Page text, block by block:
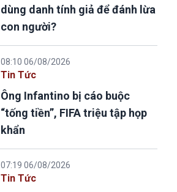
dùng danh tính giả để đánh lừa
con người?
08:10 06/08/2026
Tin Tức
Ông Infantino bị cáo buộc
“tống tiền”, FIFA triệu tập họp
khẩn
07:19 06/08/2026
Tin Tức